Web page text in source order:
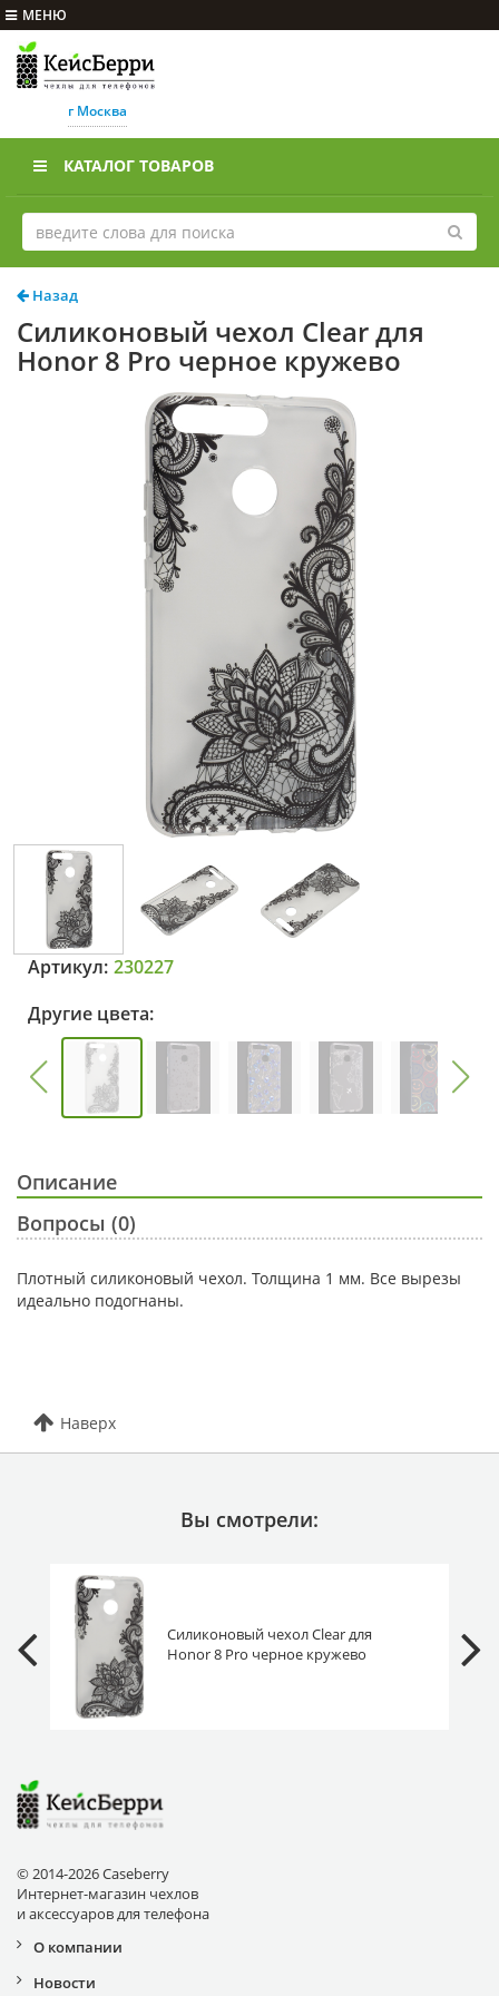
МЕНЮ
г Москва
КАТАЛОГ ТОВАРОВ
Назад
Силиконовый чехол Clear для
Honor 8 Pro черное кружево
Артикул: 230227
Другие цвета:
Описание
Вопросы (0)
Плотный силиконовый чехол. Толщина 1 мм. Все вырезы
идеально подогнаны.
Наверх
Вы смотрели:
Силиконовый чехол Clear для
Honor 8 Pro черное кружево
© 2014-2026 Caseberry
Интернет-магазин чехлов
и аксессуаров для телефона
О компании
Новости